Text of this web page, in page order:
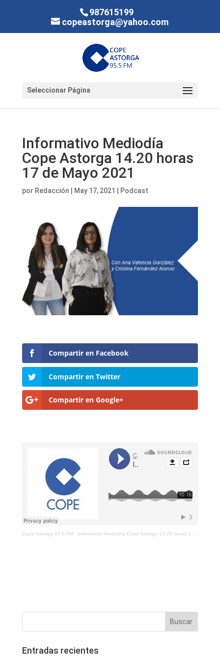
987615199
copeastorga@yahoo.com
Seleccionar Página
Informativo Mediodía
Cope Astorga 14.20 horas
17 de Mayo 2021
por Redacción May 17, 2021 Podcast
Compartir en Facebook
Compartir en Twitter
Compartir en Google+
Cope Astorga 87.6 FM· Informativo Mediodía Cope Astorga 14.20 horas 17 de Mayo 2021
Entradas recientes